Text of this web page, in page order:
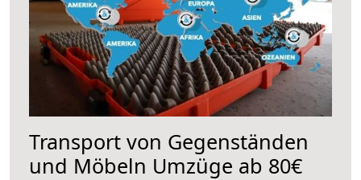
Transport von Gegenständen
und Möbeln Umzüge ab 80€